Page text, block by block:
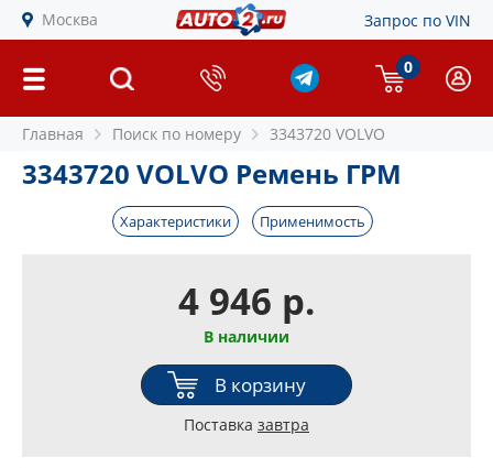
Москва Запрос по VIN
0
Главная Поиск по номеру 3343720 VOLVO
3343720 VOLVO Ремень ГРМ
Характеристики Применимость
4 946 р.
В наличии
В корзину
Поставка завтра